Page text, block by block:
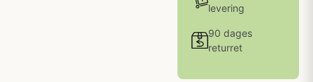
levering
90 dages
returret